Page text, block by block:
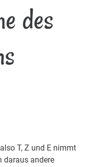
des
T, Z und E nimmt
daraus andere